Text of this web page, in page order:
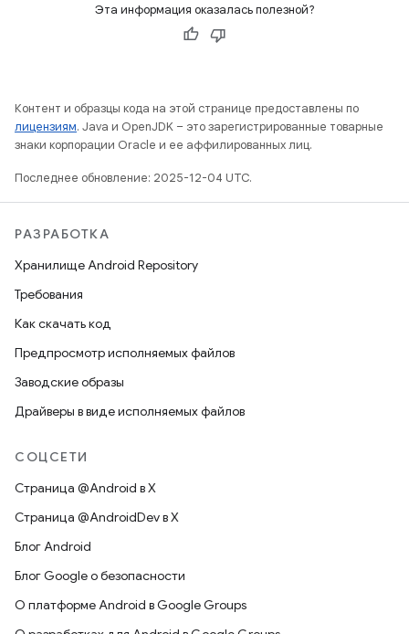
Эта информация оказалась полезной?
Контент и образцы кода на этой странице предоставлены по
лицензиям. Java и OpenJDK – это зарегистрированные товарные
знаки корпорации Oracle и ее аффилированных лиц.
Последнее обновление: 2025-12-04 UTC.
РАЗРАБОТКА
Хранилище Android Repository
Требования
Как скачать код
Предпросмотр исполняемых файлов
Заводские образы
Драйверы в виде исполняемых файлов
СОЦСЕТИ
Страница @Android в X
Страница @AndroidDev в X
Блог Android
Блог Google о безопасности
О платформе Android в Google Groups